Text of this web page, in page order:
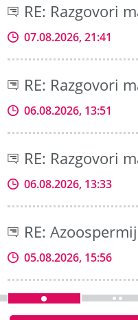
RE: Razgovori
07.08.2026, 21:41
RE: Razgovori
06.08.2026, 13:51
RE: Razgovori
06.08.2026, 13:33
RE:
05.08.2026, 15:56